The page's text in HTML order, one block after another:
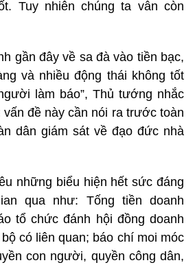
Tuy nhiên chúng ta vẫn còn
gần đây về sa đà vào tiền bạc,
và nhiều động thái không tốt
làm báo”, Thủ tướng nhắc
đề này cần nói ra trước toàn
dân giám sát về đạo đức nhà
những biểu hiện hết sức đáng
qua như: Tống tiền doanh
tổ chức đánh hội đồng doanh
có liên quan; báo chí moi móc
con người, quyền công dân,